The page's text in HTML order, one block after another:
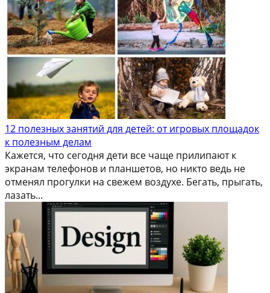
12 полезных занятий для детей: от игровых площадок
к полезным делам
Кажется, что сегодня дети все чаще прилипают к
экранам телефонов и планшетов, но никто ведь не
отменял прогулки на свежем воздухе. Бегать, прыгать,
лазать...